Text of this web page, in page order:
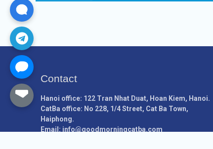
Contact
Hanoi office: 122 Tran Nhat Duat, Hoan Kiem, Hanoi.
CatBa office: No 228, 1/4 Street, Cat Ba Town,
Haiphong.
Email: info@goodmorningcatba.com